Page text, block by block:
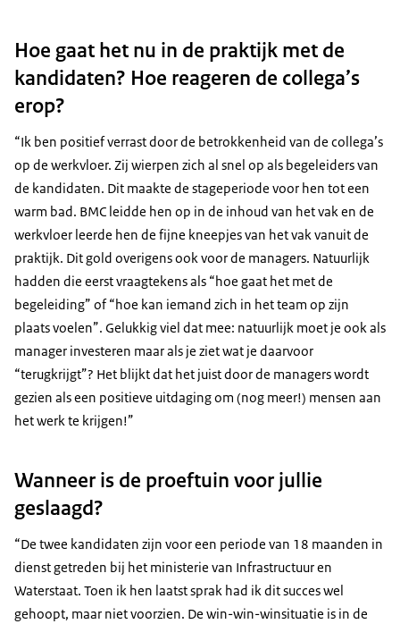
Hoe gaat het nu in de praktijk met de
kandidaten? Hoe reageren de collega’s
erop?
“Ik ben positief verrast door de betrokkenheid van de collega’s
op de werkvloer. Zij wierpen zich al snel op als begeleiders van
de kandidaten. Dit maakte de stageperiode voor hen tot een
warm bad. BMC leidde hen op in de inhoud van het vak en de
werkvloer leerde hen de fijne kneepjes van het vak vanuit de
praktijk. Dit gold overigens ook voor de managers. Natuurlijk
hadden die eerst vraagtekens als “hoe gaat het met de
begeleiding” of “hoe kan iemand zich in het team op zijn
plaats voelen”. Gelukkig viel dat mee: natuurlijk moet je ook als
manager investeren maar als je ziet wat je daarvoor
“terugkrijgt”? Het blijkt dat het juist door de managers wordt
gezien als een positieve uitdaging om (nog meer!) mensen aan
het werk te krijgen!”
Wanneer is de proeftuin voor jullie
geslaagd?
“De twee kandidaten zijn voor een periode van 18 maanden in
dienst getreden bij het ministerie van Infrastructuur en
Waterstaat. Toen ik hen laatst sprak had ik dit succes wel
gehoopt, maar niet voorzien. De win-win-winsituatie is in de